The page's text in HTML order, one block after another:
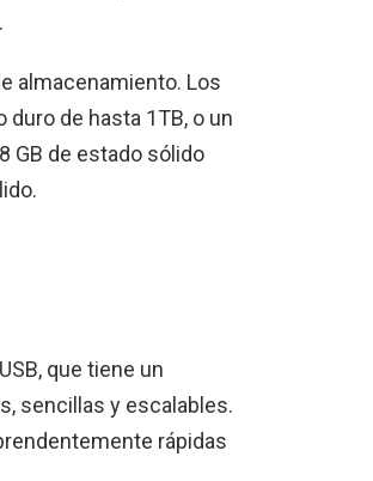
almacenamiento. Los
de hasta 1TB, o un
GB de estado sólido
que tiene un
sencillas y escalables.
rápidas